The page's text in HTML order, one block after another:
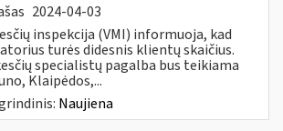
2024-04-03
inspekcija (VMI) informuoja, kad
turės didesnis klientų skaičius.
specialistų pagalba bus teikiama
Klaipėdos,...
Naujiena